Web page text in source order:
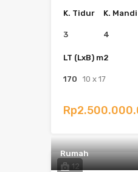
K. Tidur
3
K. Mandi
4
LT (LxB) m2
170 10 x 17
12
Rumah